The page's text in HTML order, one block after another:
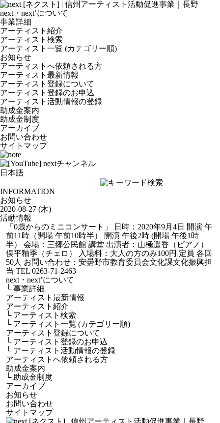
next・next⁺について
事業詳細
アーティスト紹介
アーティスト検索
アーティスト一覧 (カテゴリー順)
お知らせ
アーティストへ依頼される方
アーティスト最新情報
アーティスト登録について
アーティスト登録のお申込
アーティスト活動情報の登録
助成金案内
助成金制度
アーカイブ
お問い合わせ
サイトマップ
INFORMATION
お知らせ
2020-08-27 (木)
活動情報
「0歳からのミニコンサート」 日時：2020年9月4日 開演 午
前11時（開場 午前10時半） 開演 午後2時 (開場 午後1時
半） 会場：三郷公民館 講堂 出演者：山極遥香（ピアノ）
俣平釉季（チェロ） 入場料：大人の方のみ100円 定員 各回
50人 お問い合わせ：安曇野市教育委員会文化課文化振興担
当 TEL 0263-71-2463
next・next⁺について
└事業詳細
アーティスト最新情報
アーティスト紹介
└ アーティスト検索
└ アーティスト一覧 (カテゴリー順)
アーティスト登録について
└ アーティスト登録のお申込
└ アーティスト活動情報の登録
アーティストへ依頼される方
助成金案内
└ 助成金制度
アーカイブ
お知らせ
お問い合わせ
サイトマップ